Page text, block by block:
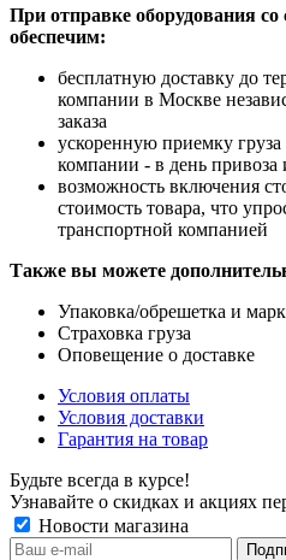
При отправке оборудования
обеспечим:
бесплатную доставку до
компании в Москве
заказа
ускоренную приемку
компании - в день
возможность включения
стоимость товара, что
транспортной компанией
Также вы можете
Упаковка/обрешетка и
Страховка груза
Оповещение о доставке
Условия оплаты
Условия доставки
Гарантия на товар
Будьте всегда в курсе!
Узнавайте о скидках и акциях
Новости магазина